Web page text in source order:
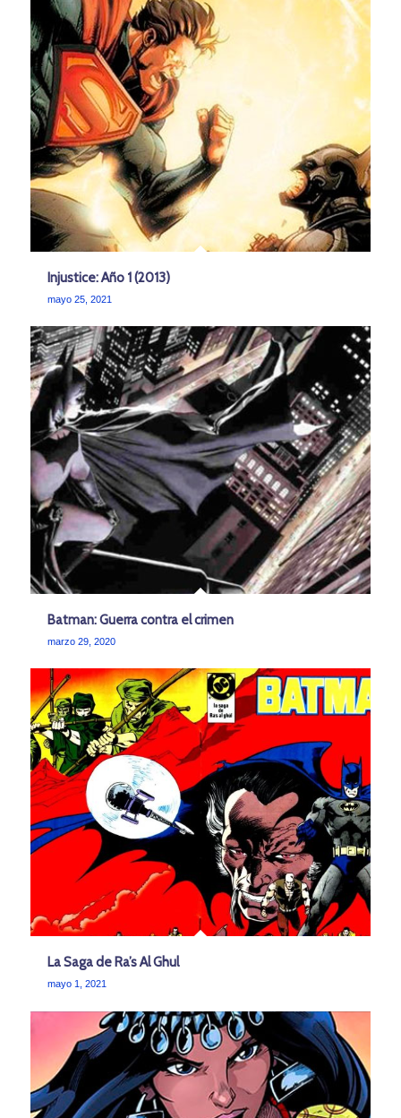
Injustice: Año 1 (2013)
mayo 25, 2021
Batman: Guerra contra el crimen
marzo 29, 2020
La Saga de Ra’s Al Ghul
mayo 1, 2021